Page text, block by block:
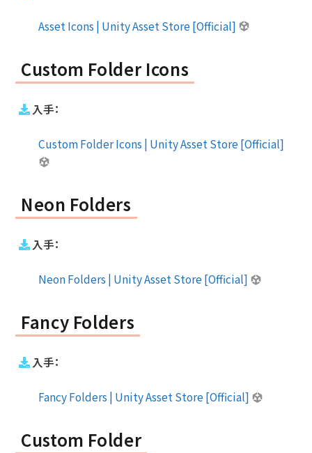
Asset Icons | Unity Asset Store [Official]
Custom Folder Icons
入手：
Custom Folder Icons | Unity Asset Store [Official]
Neon Folders
入手：
Neon Folders | Unity Asset Store [Official]
Fancy Folders
入手：
Fancy Folders | Unity Asset Store [Official]
Custom Folder